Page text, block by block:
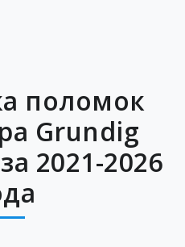
поломок
Grundig
2021-2026